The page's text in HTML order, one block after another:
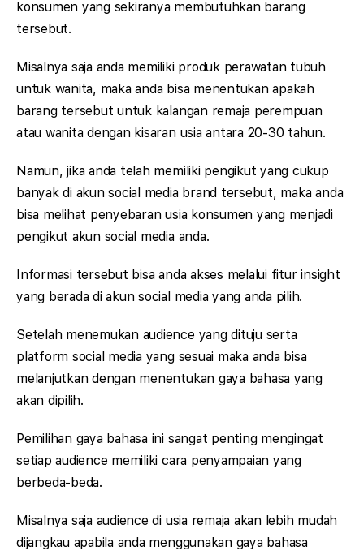
konsumen yang sekiranya membutuhkan barang
tersebut.
Misalnya saja anda memiliki produk perawatan tubuh
untuk wanita, maka anda bisa menentukan apakah
barang tersebut untuk kalangan remaja perempuan
atau wanita dengan kisaran usia antara 20-30 tahun.
Namun, jika anda telah memiliki pengikut yang cukup
banyak di akun social media brand tersebut, maka anda
bisa melihat penyebaran usia konsumen yang menjadi
pengikut akun social media anda.
Informasi tersebut bisa anda akses melalui fitur insight
yang berada di akun social media yang anda pilih.
Setelah menemukan audience yang dituju serta
platform social media yang sesuai maka anda bisa
melanjutkan dengan menentukan gaya bahasa yang
akan dipilih.
Pemilihan gaya bahasa ini sangat penting mengingat
setiap audience memiliki cara penyampaian yang
berbeda-beda.
Misalnya saja audience di usia remaja akan lebih mudah
dijangkau apabila anda menggunakan gaya bahasa